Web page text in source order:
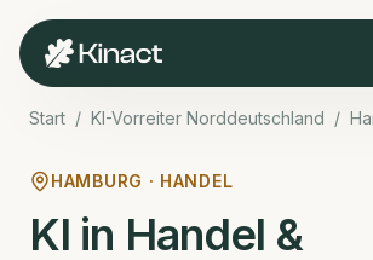
Start / KI-Vorreiter Norddeutschland /
HAMBURG · HANDEL
KI in Handel &